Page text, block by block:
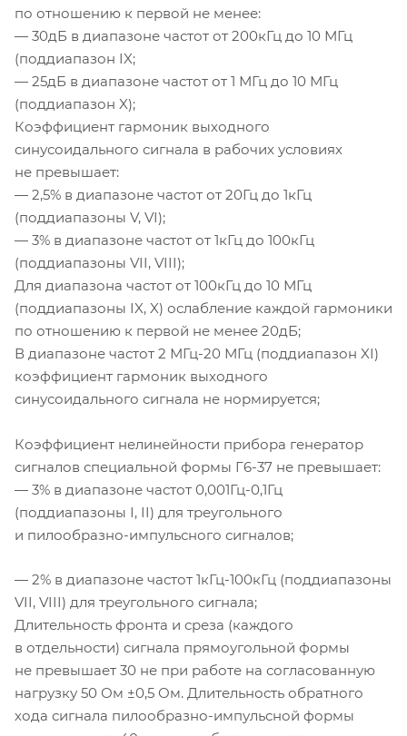
по отношению к первой не менее:
— 30дБ в диапазоне частот от 200кГц до 10 МГц
(поддиапазон IX;
— 25дБ в диапазоне частот от 1 МГц до 10 МГц
(поддиапазон X);
Коэффициент гармоник выходного
синусоидального сигнала в рабочих условиях
не превышает:
— 2,5% в диапазоне частот от 20Гц до 1кГц
(поддиапазоны V, VI);
— 3% в диапазоне частот от 1кГц до 100кГц
(поддиапазоны VII, VIII);
Для диапазона частот от 100кГц до 10 МГц
(поддиапазоны IX, X) ослабление каждой гармоники
по отношению к первой не менее 20дБ;
В диапазоне частот 2 МГц-20 МГц (поддиапазон XI)
коэффициент гармоник выходного
синусоидального сигнала не нормируется;
Коэффициент нелинейности прибора генератор
сигналов специальной формы Г6-37 не превышает:
— 3% в диапазоне частот 0,001Гц-0,1Гц
(поддиапазоны І, II) для треугольного
и пилообразно-импульсного сигналов;
— 2% в диапазоне частот 1кГц-100кГц (поддиапазоны
VII, VIII) для треугольного сигнала;
Длительность фронта и среза (каждого
в отдельности) сигнала прямоугольной формы
не превышает 30 не при работе на согласованную
нагрузку 50 Ом ±0,5 Ом. Длительность обратного
хода сигнала пилообразно-импульсной формы